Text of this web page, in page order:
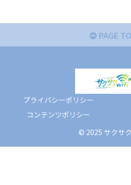
PAGE
プライバシーポリシー
コンテンツポリシー
© 2025 サクサ